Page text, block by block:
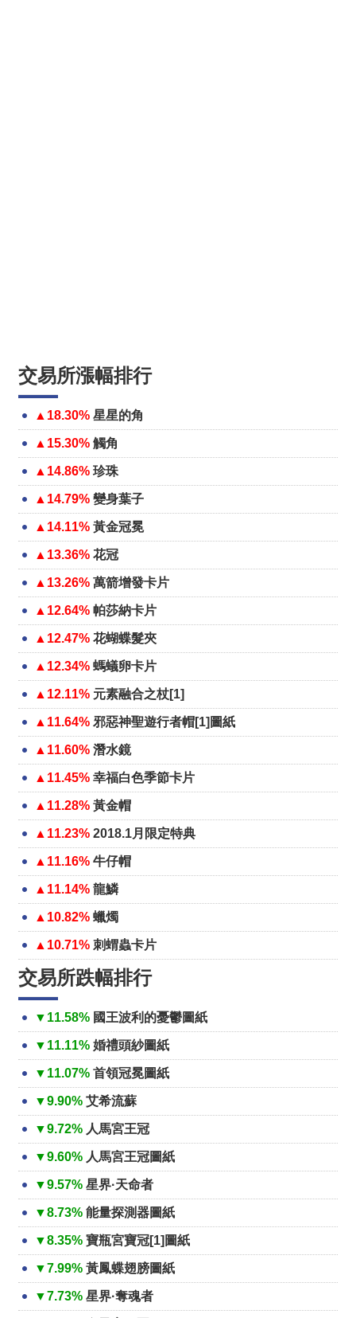
交易所漲幅排行
▲18.30% 星星的角
▲15.30% 觸角
▲14.86% 珍珠
▲14.79% 變身葉子
▲14.11% 黃金冠冕
▲13.36% 花冠
▲13.26% 萬箭增發卡片
▲12.64% 帕莎納卡片
▲12.47% 花蝴蝶髮夾
▲12.34% 螞蟻卵卡片
▲12.11% 元素融合之杖[1]
▲11.64% 邪惡神聖遊行者帽[1]圖紙
▲11.60% 潛水鏡
▲11.45% 幸福白色季節卡片
▲11.28% 黃金帽
▲11.23% 2018.1月限定特典
▲11.16% 牛仔帽
▲11.14% 龍鱗
▲10.82% 蠟燭
▲10.71% 刺蝟蟲卡片
交易所跌幅排行
▼11.58% 國王波利的憂鬱圖紙
▼11.11% 婚禮頭紗圖紙
▼11.07% 首領冠冕圖紙
▼9.90% 艾希流蘇
▼9.72% 人馬宮王冠
▼9.60% 人馬宮王冠圖紙
▼9.57% 星界·天命者
▼8.73% 能量探測器圖紙
▼8.35% 寶瓶宮寶冠[1]圖紙
▼7.99% 黃鳳蝶翅膀圖紙
▼7.73% 星界·奪魂者